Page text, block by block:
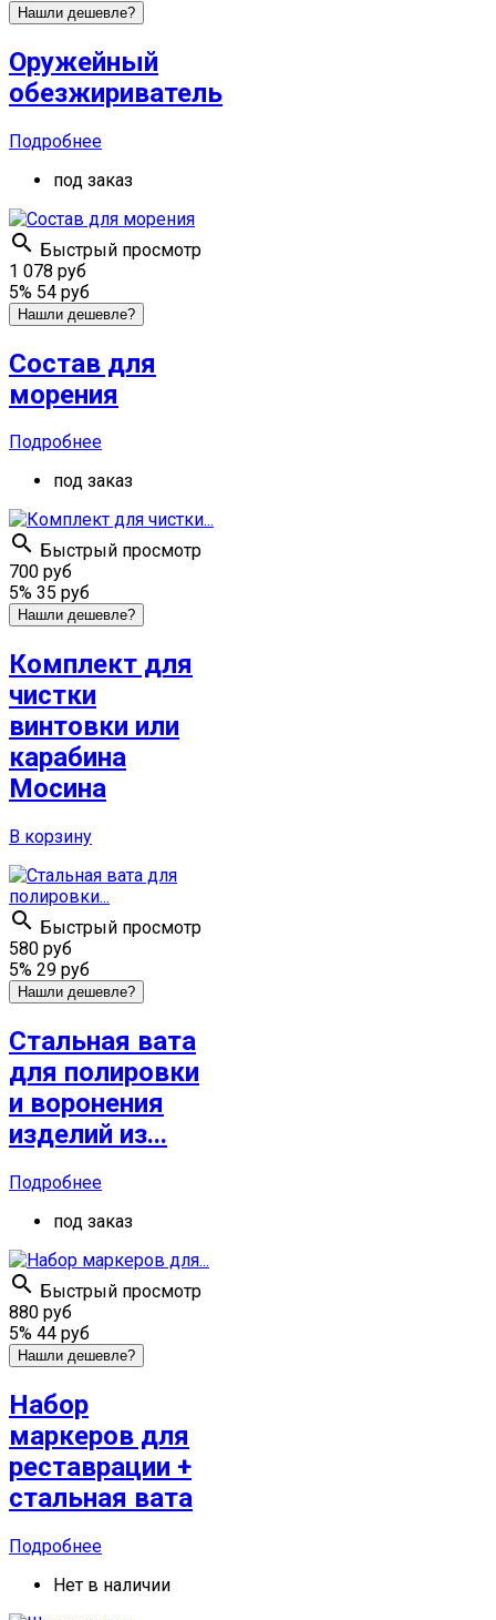
Нашли дешевле?
Оружейный
обезжириватель
Подробнее
под заказ
 Быстрый просмотр
1 078 руб
5% 54 руб
Нашли дешевле?
Состав для
морения
Подробнее
под заказ
 Быстрый просмотр
700 руб
5% 35 руб
Нашли дешевле?
Комплект для
чистки
винтовки или
карабина
Мосина
В корзину
 Быстрый просмотр
580 руб
5% 29 руб
Нашли дешевле?
Стальная вата
для полировки
и воронения
изделий из...
Подробнее
под заказ
 Быстрый просмотр
880 руб
5% 44 руб
Нашли дешевле?
Набор
маркеров для
реставрации +
стальная вата
Подробнее
Нет в наличии